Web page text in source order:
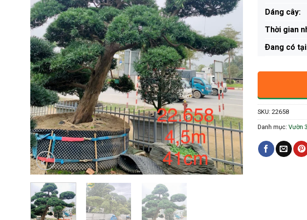
Dáng cây:
Thời gian
Ðang có
SKU: 22658
Danh mục: Vườn